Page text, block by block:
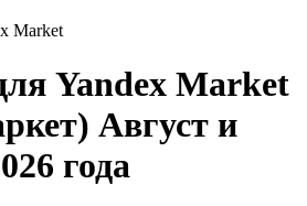
Market
Yandex Market
Август и
года